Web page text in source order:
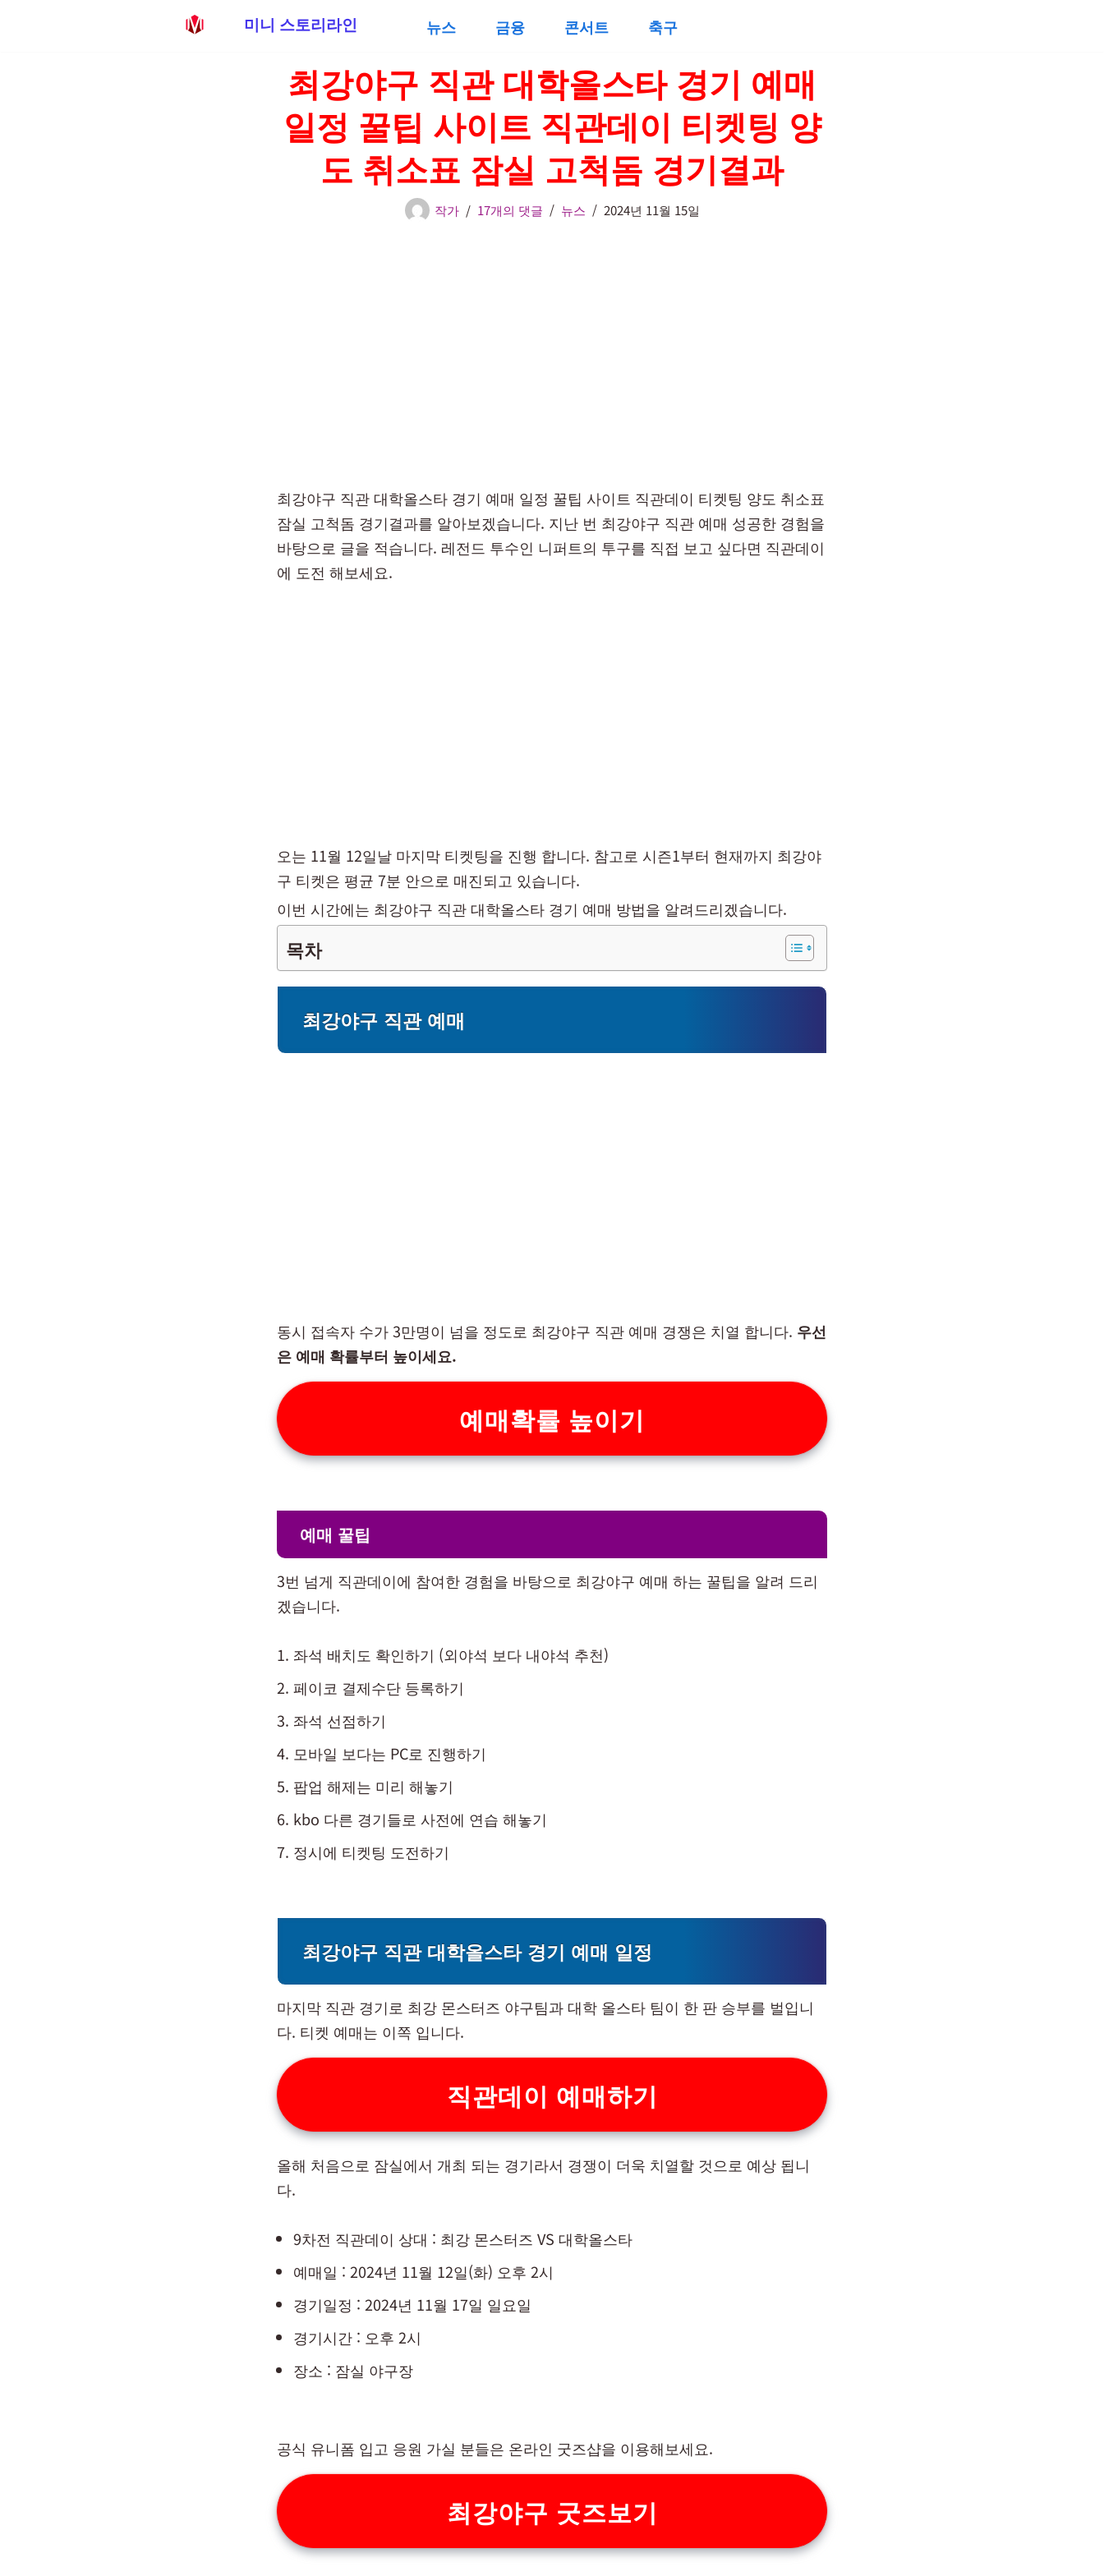
미니 스토리라인 뉴스 금융 콘서트 축구
최강야구 직관 대학올스타 경기 예매
일정 꿀팁 사이트 직관데이 티켓팅 양
도 취소표 잠실 고척돔 경기결과
작가 17개의 댓글 뉴스 2024년 11월 15일
최강야구 직관 대학올스타 경기 예매 일정 꿀팁 사이트 직관데이 티켓팅 양도 취소표
잠실 고척돔 경기결과를 알아보겠습니다. 지난 번 최강야구 직관 예매 성공한 경험을
바탕으로 글을 적습니다. 레전드 투수인 니퍼트의 투구를 직접 보고 싶다면 직관데이
에 도전 해보세요.
오는 11월 12일날 마지막 티켓팅을 진행 합니다. 참고로 시즌1부터 현재까지 최강야
구 티켓은 평균 7분 안으로 매진되고 있습니다.
이번 시간에는 최강야구 직관 대학올스타 경기 예매 방법을 알려드리겠습니다.
목차
최강야구 직관 예매
동시 접속자 수가 3만명이 넘을 정도로 최강야구 직관 예매 경쟁은 치열 합니다. 우선
은 예매 확률부터 높이세요.
예매확률 높이기
예매 꿀팁
3번 넘게 직관데이에 참여한 경험을 바탕으로 최강야구 예매 하는 꿀팁을 알려 드리
겠습니다.
좌석 배치도 확인하기 (외야석 보다 내야석 추천)
페이코 결제수단 등록하기
좌석 선점하기
모바일 보다는 PC로 진행하기
팝업 해제는 미리 해놓기
kbo 다른 경기들로 사전에 연습 해놓기
정시에 티켓팅 도전하기
최강야구 직관 대학올스타 경기 예매 일정
마지막 직관 경기로 최강 몬스터즈 야구팀과 대학 올스타 팀이 한 판 승부를 벌입니
다. 티켓 예매는 이쪽 입니다.
직관데이 예매하기
올해 처음으로 잠실에서 개최 되는 경기라서 경쟁이 더욱 치열할 것으로 예상 됩니
다.
9차전 직관데이 상대 : 최강 몬스터즈 VS 대학올스타
예매일 : 2024년 11월 12일(화) 오후 2시
경기일정 : 2024년 11월 17일 일요일
경기시간 : 오후 2시
장소 : 잠실 야구장
공식 유니폼 입고 응원 가실 분들은 온라인 굿즈샵을 이용해보세요.
최강야구 굿즈보기